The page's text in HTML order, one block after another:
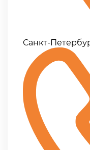
Санкт-